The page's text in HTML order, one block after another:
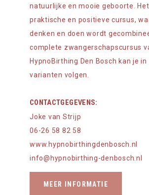
natuurlijke en mooie geboorte.
praktische en positieve cursus,
denken en doen wordt
complete zwangerschapscursus
HypnoBirthing Den Bosch kan je in
varianten volgen.
CONTACTGEGEVENS:
Joke van Strijp
06-26 58 82 58
www.hypnobirthingdenbosch.nl
info@hypnobirthing-denbosch.nl
MEER INFORMATIE